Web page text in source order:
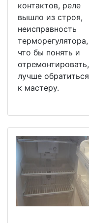
контактов, реле
вышло из строя,
неисправность
терморегулятора,
что бы понять и
отремонтировать,
лучше обратиться
к мастеру.